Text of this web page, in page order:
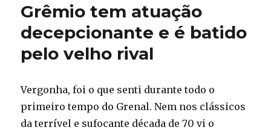
Grêmio tem atuação
decepcionante e é batido
pelo velho rival
Vergonha, foi o que senti durante todo o
primeiro tempo do Grenal. Nem nos clássicos
da terrível e sufocante década de 70 vi o